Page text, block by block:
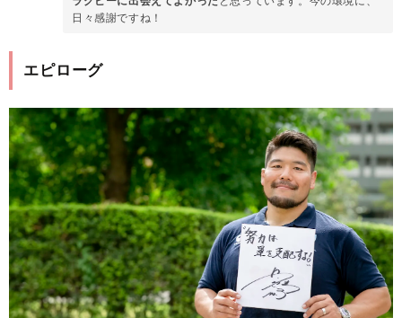
日々感謝ですね！
エピローグ